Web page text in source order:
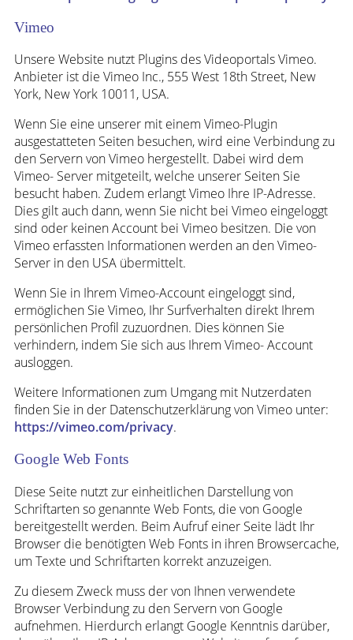
Vimeo
Unsere Website nutzt Plugins des Videoportals Vimeo.
Anbieter ist die Vimeo Inc., 555 West 18th Street, New
York, New York 10011, USA.
Wenn Sie eine unserer mit einem Vimeo-Plugin
ausgestatteten Seiten besuchen, wird eine Verbindung zu
den Servern von Vimeo hergestellt. Dabei wird dem
Vimeo- Server mitgeteilt, welche unserer Seiten Sie
besucht haben. Zudem erlangt Vimeo Ihre IP-Adresse.
Dies gilt auch dann, wenn Sie nicht bei Vimeo eingeloggt
sind oder keinen Account bei Vimeo besitzen. Die von
Vimeo erfassten Informationen werden an den Vimeo-
Server in den USA übermittelt.
Wenn Sie in Ihrem Vimeo-Account eingeloggt sind,
ermöglichen Sie Vimeo, Ihr Surfverhalten direkt Ihrem
persönlichen Profil zuzuordnen. Dies können Sie
verhindern, indem Sie sich aus Ihrem Vimeo- Account
ausloggen.
Weitere Informationen zum Umgang mit Nutzerdaten
finden Sie in der Datenschutzerklärung von Vimeo unter:
https://vimeo.com/privacy.
Google Web Fonts
Diese Seite nutzt zur einheitlichen Darstellung von
Schriftarten so genannte Web Fonts, die von Google
bereitgestellt werden. Beim Aufruf einer Seite lädt Ihr
Browser die benötigten Web Fonts in ihren Browsercache,
um Texte und Schriftarten korrekt anzuzeigen.
Zu diesem Zweck muss der von Ihnen verwendete
Browser Verbindung zu den Servern von Google
aufnehmen. Hierdurch erlangt Google Kenntnis darüber,